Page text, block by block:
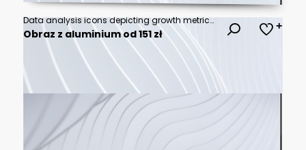
Data analysis icons depicting growth metrics and insights on white background. Editable stroke
Obraz z aluminium od 151 zł